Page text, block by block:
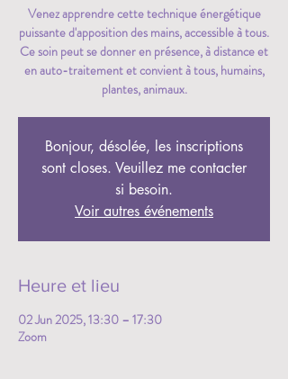
Venez apprendre cette technique énergétique
puissante d'apposition des mains, accessible à tous.
Ce soin peut se donner en présence, à distance et
en auto-traitement et convient à tous, humains,
plantes, animaux.
Bonjour, désolée, les inscriptions
sont closes. Veuillez me contacter
si besoin.
Voir autres événements
Heure et lieu
02 Jun 2025, 13:30 – 17:30
Zoom